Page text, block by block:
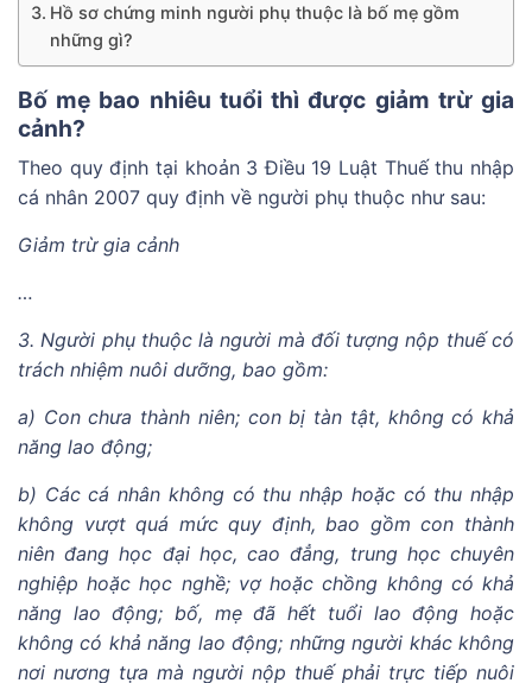
Hồ sơ chứng minh người phụ thuộc là bố mẹ gồm
những gì?
Bố mẹ bao nhiêu tuổi thì được giảm trừ gia
cảnh?
Theo quy định tại khoản 3 Điều 19 Luật Thuế thu nhập
cá nhân 2007 quy định về người phụ thuộc như sau:
Giảm trừ gia cảnh
…
3. Người phụ thuộc là người mà đối tượng nộp thuế có
trách nhiệm nuôi dưỡng, bao gồm:
a) Con chưa thành niên; con bị tàn tật, không có khả
năng lao động;
b) Các cá nhân không có thu nhập hoặc có thu nhập
không vượt quá mức quy định, bao gồm con thành
niên đang học đại học, cao đẳng, trung học chuyên
nghiệp hoặc học nghề; vợ hoặc chồng không có khả
năng lao động; bố, mẹ đã hết tuổi lao động hoặc
không có khả năng lao động; những người khác không
nơi nương tựa mà người nộp thuế phải trực tiếp nuôi